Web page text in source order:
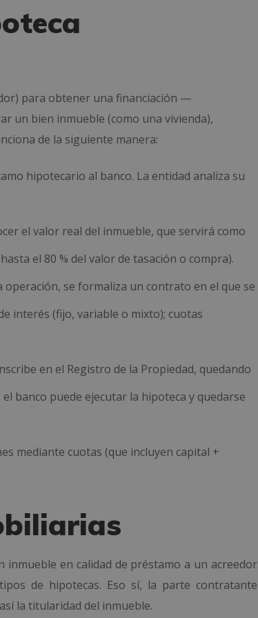
para obtener una financiación —
un bien inmueble (como una vivienda),
de la siguiente manera:
hipotecario al banco. La entidad analiza su
el valor real del inmueble, que servirá como
el 80 % del valor de tasación o compra).
operación, se formaliza un contrato en el que se
interés (fijo, variable o mixto); cuotas
en el Registro de la Propiedad, quedando
banco puede ejecutar la hipoteca y quedarse
mediante cuotas (que incluyen capital +
inmueble en calidad de préstamo a un acreedor
de hipotecas. Eso sí, la parte contratante
la titularidad del inmueble.